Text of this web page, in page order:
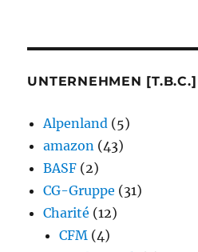
UNTERNEHMEN [T.B.C.]
Alpenland (5)
amazon (43)
BASF (2)
CG-Gruppe (31)
Charité (12)
CFM (4)